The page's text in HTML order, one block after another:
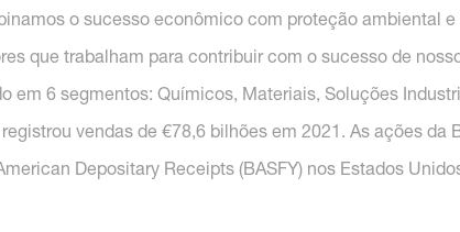
o sucesso econômico com proteção ambiental
que trabalham para contribuir com o sucesso de
em 6 segmentos: Químicos, Materiais, Soluções
vendas de €78,6 bilhões em 2021. As ações da
Depositary Receipts (BASFY) nos Estados